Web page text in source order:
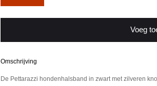
de
-
-
Chique
halsband
de
-
-
Chique
halsband
Voeg
Omschrijving
De Pettarazzi hondenhalsband in zwart met zilveren